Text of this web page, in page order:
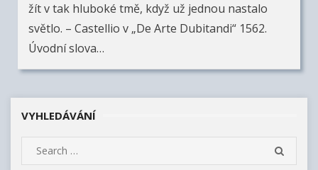
žít v tak hluboké tmě, když už jednou nastalo
světlo. – Castellio v „De Arte Dubitandi“ 1562.
Úvodní slova…
VYHLEDÁVÁNÍ
e
E